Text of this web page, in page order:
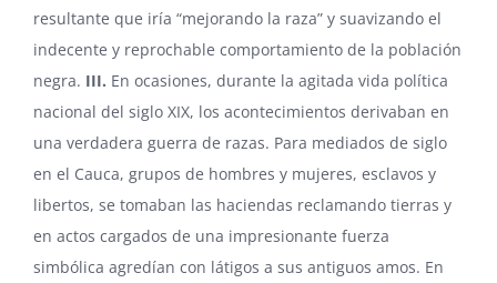
resultante que iría “mejorando la raza” y suavizando el
indecente y reprochable comportamiento de la población
negra. III. En ocasiones, durante la agitada vida política
nacional del siglo XIX, los acontecimientos derivaban en
una verdadera guerra de razas. Para mediados de siglo
en el Cauca, grupos de hombres y mujeres, esclavos y
libertos, se tomaban las haciendas reclamando tierras y
en actos cargados de una impresionante fuerza
simbólica agredían con látigos a sus antiguos amos. En